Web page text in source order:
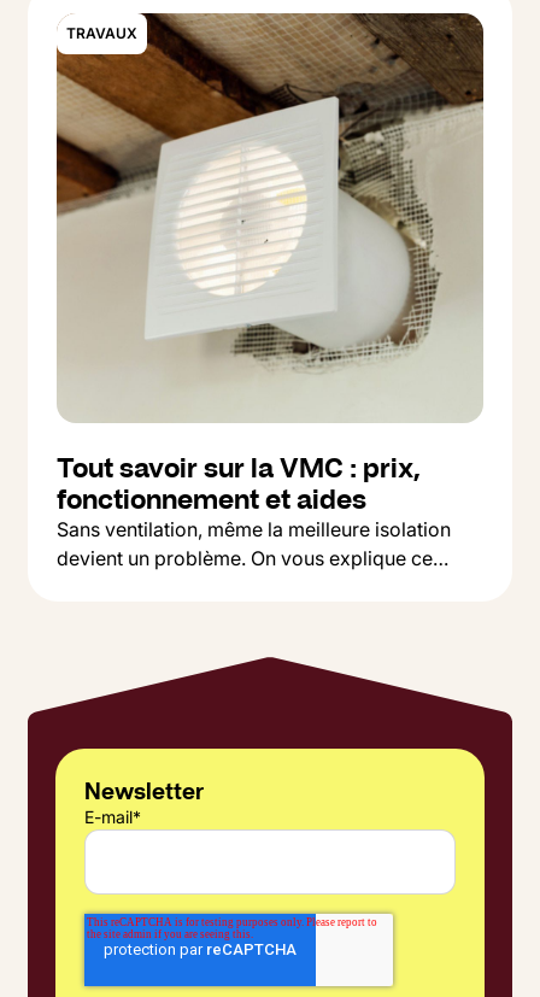
TRAVAUX
Tout savoir sur la VMC : prix,
fonctionnement et aides
Sans ventilation, même la meilleure isolation
devient un problème. On vous explique ce
Newsletter
E-mail*